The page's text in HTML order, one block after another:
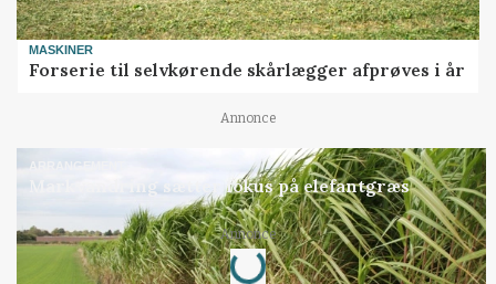
MASKINER
Forserie til selvkørende skårlægger afprøves i år
Annonce
ARRANGEMENT
Markvandring sætter fokus på elefantgræs
Annonce
Loading...